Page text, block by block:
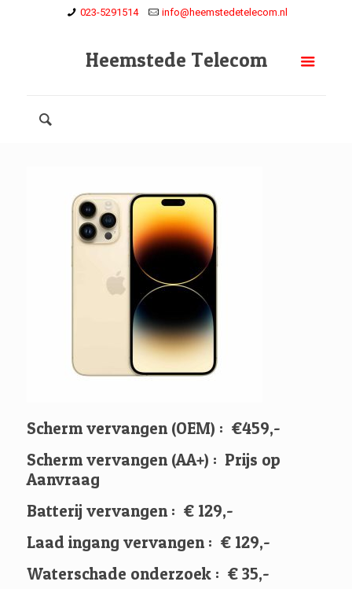
023-5291514 info@heemstedetelecom.nl
Heemstede Telecom
Scherm vervangen (OEM) : €459,-
Scherm vervangen (AA+) : Prijs op
Aanvraag
Batterij vervangen : € 129,-
Laad ingang vervangen : € 129,-
Waterschade onderzoek : € 35,-